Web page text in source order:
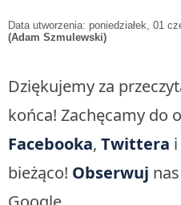
Data utworzenia: poniedziałek, 01
(Adam Szmulewski)
Dziękujemy za
końca! Zachęcamy do
Facebooka, Twittera i
bieżąco! Obserwuj